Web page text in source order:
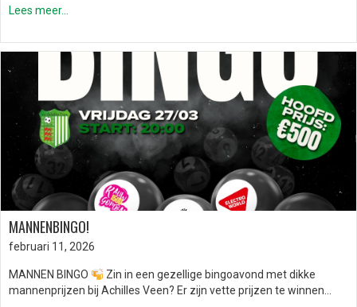
Lees meer...
MANNENBINGO!
februari 11, 2026
MANNEN BINGO
Zin in een gezellige bingoavond met dikke
mannenprijzen bij Achilles Veen? Er zijn vette prijzen te winnen…